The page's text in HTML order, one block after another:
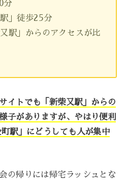
分
」徒歩25分
駅」からのアクセスが比
イトでも「新柴又駅」からの
子がありますが、やはり便利
駅」にどうしても人が集中
の帰りには帰宅ラッシュとな